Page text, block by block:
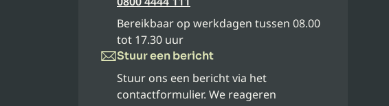
Bereikbaar op werkdagen tussen 08.00
tot 17.30 uur
Stuur een bericht
Stuur ons een bericht via het
contactformulier. We reageren